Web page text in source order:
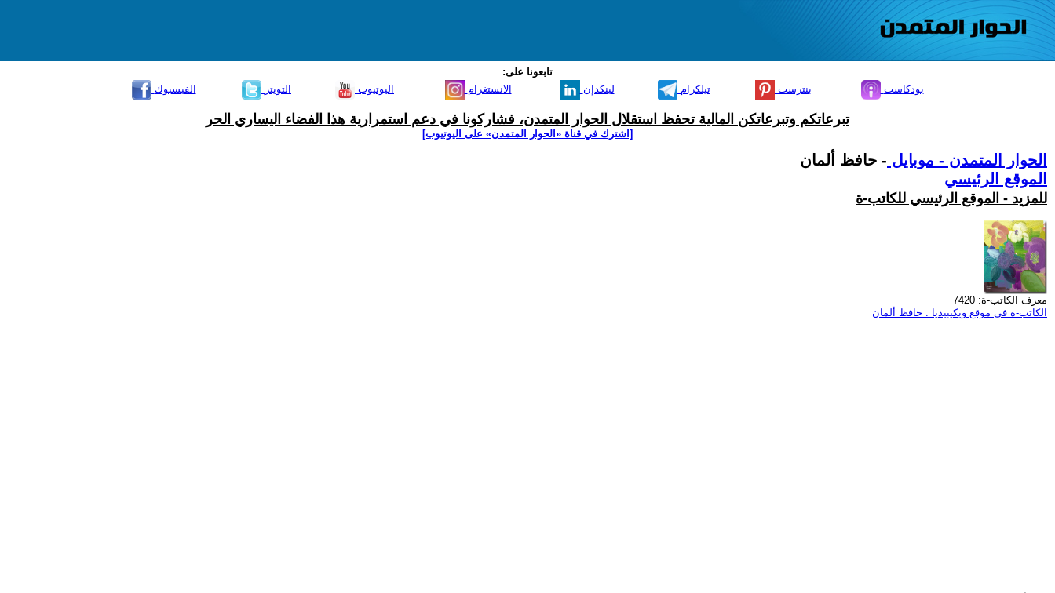
تابعونا على:
الفيسبوك
التويتر اليوتيوب الانستغرام لينكدإن تيلكرام بنترست بودكاست
تبرعاتكم وتبرعاتكن المالية تحفظ استقلال الحوار المتمدن، فشاركونا في دعم استمرارية هذا الفضاء اليساري الحر
[اشترك في قناة ‫«الحوار المتمدن» على اليوتيوب]
الحوار المتمدن - موبايل - حافظ ألمان
الموقع الرئيسي
للمزيد - الموقع الرئيسي للكاتب-ة
معرف الكاتب-ة: 7420
الكاتب-ة في موقع ويكيبيديا : حافظ ألمان